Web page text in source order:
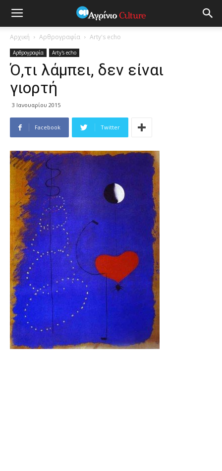
Αρχική Αρθρογραφία Arty's echo
Αρθρογραφία Arty's echo
Ό,τι λάμπει, δεν είναι
γιορτή
3 Ιανουαρίου 2015
Facebook Twitter